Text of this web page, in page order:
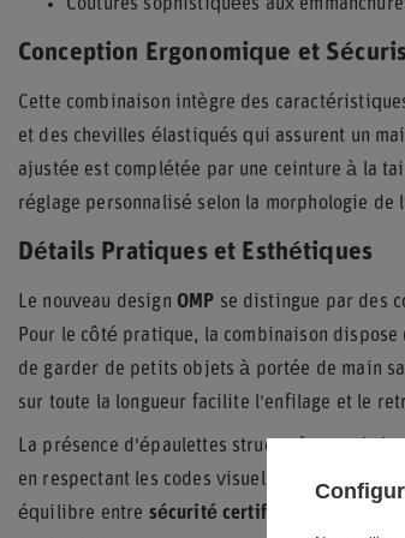
Coutures sophistiquées aux
Conception Ergonomique et
Cette combinaison intègre des
et des chevilles élastiqués qui assurent un
ajustée est complétée par une ceinture à la
réglage personnalisé selon la morphologie de
Détails Pratiques et Esthétiques
Le nouveau design OMP se distingue par des
Pour le côté pratique, la combinaison
de garder de petits objets à portée de main
sur toute la longueur facilite l'enfilage et le
La présence d'épaulettes structurées sur le
en respectant les codes visuels du sport
équilibre entre sécurité certifiée